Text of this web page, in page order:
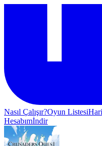
Nasıl Çalışır?Oyun Listesi
Hesabımİndir